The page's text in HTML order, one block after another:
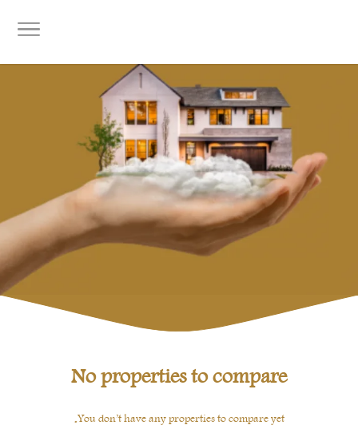
No properties to compare
You don’t have any properties to compare yet.